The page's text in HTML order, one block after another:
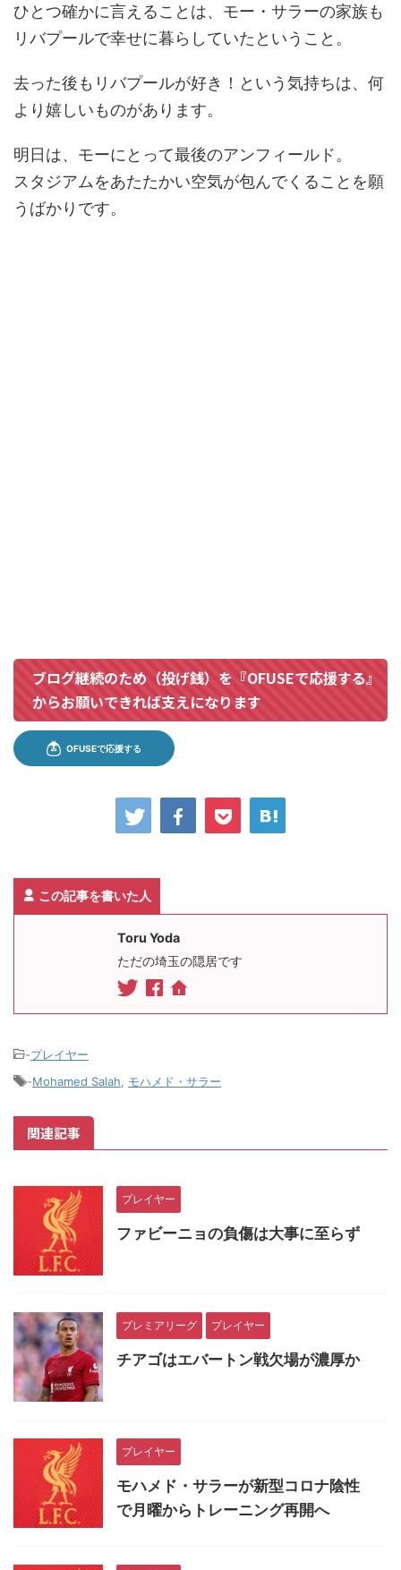
ひとつ確かに言えることは、モー・サラーの家族も
リバプールで幸せに暮らしていたということ。
去った後もリバプールが好き！という気持ちは、何
より嬉しいものがあります。
明日は、モーにとって最後のアンフィールド。
スタジアムをあたたかい空気が包んでくることを願
うばかりです。
ブログ継続のため（投げ銭）を『OFUSEで応援する』
からお願いできれば支えになります
この記事を書いた人
Toru Yoda
ただの埼玉の隠居です
-プレイヤー
-Mohamed Salah, モハメド・サラー
関連記事
プレイヤー
ファビーニョの負傷は大事に至らず
プレミアリーグ プレイヤー
チアゴはエバートン戦欠場が濃厚か
プレイヤー
モハメド・サラーが新型コロナ陰性
で月曜からトレーニング再開へ